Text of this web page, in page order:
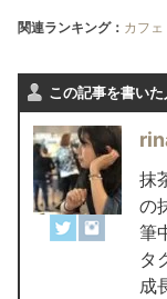
関連ランキング： カフェ
この記事を書いた
抹
の
筆
タ
成